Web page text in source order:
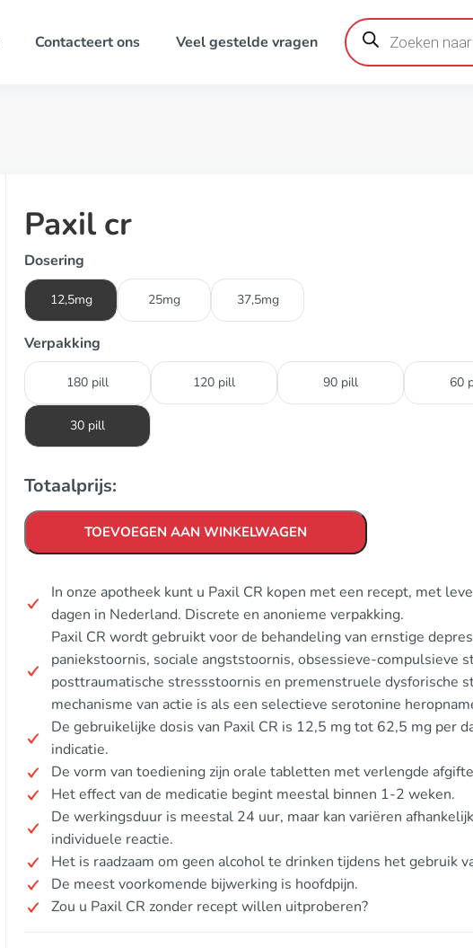
Contacteert ons Veel gestelde vragen
Producten
zoeken
Paxil cr
Dosering
12,5mg 25mg 37,5mg
Verpakking
180 pill 120 pill 90 pill 60
30 pill
Totaalprijs:
TOEVOEGEN AAN WINKELWAGEN
In onze apotheek kunt u Paxil CR kopen met een recept, met
dagen in Nederland. Discrete en anonieme verpakking.
Paxil CR wordt gebruikt voor de behandeling van ernstige
paniekstoornis, sociale angststoornis, obsessieve-compulsieve
posttraumatische stressstoornis en premenstruele dysforische
mechanisme van actie is als een selectieve serotonine
De gebruikelijke dosis van Paxil CR is 12,5 mg tot 62,5 mg per
indicatie.
De vorm van toediening zijn orale tabletten met verlengde
Het effect van de medicatie begint meestal binnen 1-2 weken.
De werkingsduur is meestal 24 uur, maar kan variëren
individuele reactie.
Het is raadzaam om geen alcohol te drinken tijdens het gebruik
De meest voorkomende bijwerking is hoofdpijn.
Zou u Paxil CR zonder recept willen uitproberen?